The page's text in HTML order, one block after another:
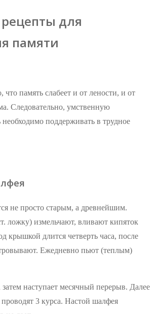
для
памяти
что память слабеет и от лености, и от
Следовательно, умственную
необходимо поддерживать в трудное
не просто старым, а древнейшим.
ложку) измельчают, вливают кипяток
крышкой длится четверть часа, после
Ежедневно пьют (теплым)
наступает месячный перерыв. Далее
3 курса. Настой шалфея